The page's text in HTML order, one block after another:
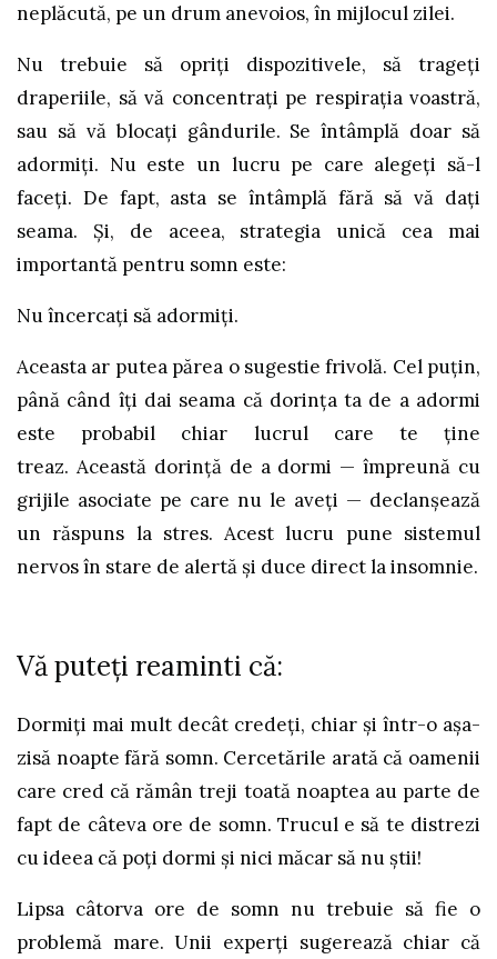
neplăcută, pe un drum anevoios, în mijlocul zilei.
Nu trebuie să opriți dispozitivele, să trageți
draperiile, să vă concentrați pe respirația voastră,
sau să vă blocați gândurile. Se întâmplă doar să
adormiți. Nu este un lucru pe care alegeți să-l
faceți. De fapt, asta se întâmplă fără să vă dați
seama. Și, de aceea, strategia unică cea mai
importantă pentru somn este:
Nu încercați să adormiți.
Aceasta ar putea părea o sugestie frivolă. Cel puțin,
până când îți dai seama că dorința ta de a adormi
este probabil chiar lucrul care te ține
treaz. Această dorință de a dormi — împreună cu
grijile asociate pe care nu le aveți — declanșează
un răspuns la stres. Acest lucru pune sistemul
nervos în stare de alertă și duce direct la insomnie.
Vă puteți reaminti că:
Dormiți mai mult decât credeți, chiar și într-o așa-
zisă noapte fără somn. Cercetările arată că oamenii
care cred că rămân treji toată noaptea au parte de
fapt de câteva ore de somn. Trucul e să te distrezi
cu ideea că poți dormi și nici măcar să nu știi!
Lipsa câtorva ore de somn nu trebuie să fie o
problemă mare. Unii experți sugerează chiar că